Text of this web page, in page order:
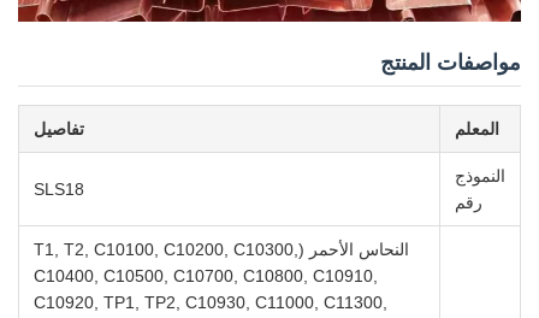
مواصفات المنتج
المعلم تفاصيل
النموذج
رقم
SLS18
النحاس الأحمر (T1, T2, C10100, C10200, C10300,
C10400, C10500, C10700, C10800, C10910,
C10920, TP1, TP2, C10930, C11000, C11300,